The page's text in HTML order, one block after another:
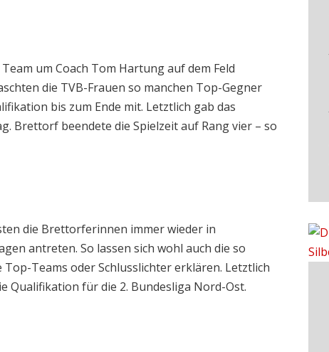
um Coach Tom Hartung auf dem Feld
die TVB-Frauen so manchen Top-Gegner
bis zum Ende mit. Letztlich gab das
Brettorf beendete die Spielzeit auf Rang vier – so
die Brettorferinnen immer wieder in
antreten. So lassen sich wohl auch die so
Teams oder Schlusslichter erklären. Letztlich
Qualifikation für die 2. Bundesliga Nord-Ost.